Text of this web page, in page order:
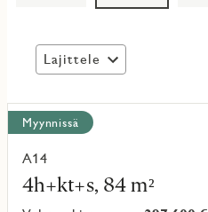
Lajittele
Näytä
kaikki
kohteet
Myynnissä
A14
4h+kt+s, 84 m²
Lue
lisää
kohteesta